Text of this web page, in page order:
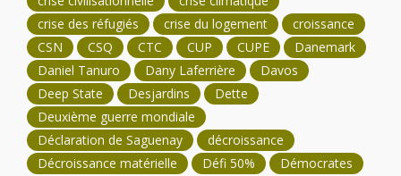
crise des réfugiés
crise du logement
croissance
CSN
CSQ CTC CUP CUPE
Danemark
Daniel Tanuro
Dany Laferrière
Davos
Deep State
Desjardins
Dette
Deuxième guerre mondiale
Déclaration de Saguenay
décroissance
Décroissance matérielle
Défi 50%
Démocrates